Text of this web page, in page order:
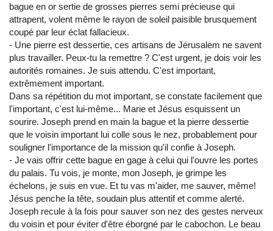
bague en or sertie de grosses pierres semi précieuse qui
attrapent, volent même le rayon de soleil paisible brusquement
coupé par leur éclat fallacieux.
- Une pierre est dessertie, ces artisans de Jérusalem ne savent
plus travailler. Peux-tu la remettre ? C'est urgent, je dois voir les
autorités romaines. Je suis attendu. C'est important,
extrêmement important.
Dans sa répétition du mot important, se constate facilement que
l'important, c'est lui-même... Marie et Jésus esquissent un
sourire. Joseph prend en main la bague et la pierre dessertie
que le voisin important lui colle sous le nez, probablement pour
souligner l'importance de la mission qu'il confie à Joseph.
- Je vais offrir cette bague en gage à celui qui l'ouvre les portes
du palais. Tu vois, je monte, mon Joseph, je grimpe les
échelons, je suis en vue. Et tu vas m'aider, me sauver, même!
Jésus penche la tête, soudain plus attentif et comme alerté.
Joseph recule à la fois pour sauver son nez des gestes nerveux
du voisin et pour éviter d'être éborgné par le cabochon. Le beau